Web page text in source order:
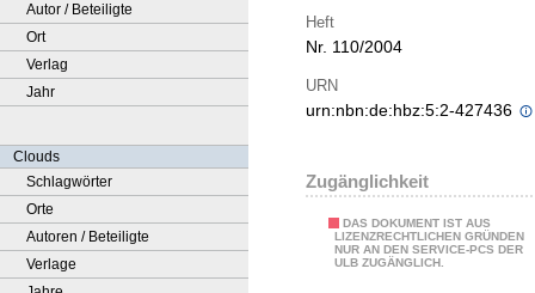
Autor / Beteiligte
Ort
Verlag
Jahr
Clouds
Schlagwörter
Orte
Autoren / Beteiligte
Verlage
Heft
Nr. 110/2004
URN
urn:nbn:de:hbz:5:2-427436
Zugänglichkeit
DAS DOKUMENT IST AUS
LIZENZRECHTLICHEN GRÜNDEN
NUR AN DEN SERVICE-PCS DER
ULB ZUGÄNGLICH.